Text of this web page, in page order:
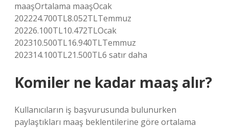
maaşOrtalama maaşOcak
202224.700TL8.052TLTemmuz
20226.100TL10.472TLOcak
202310.500TL16.940TLTemmuz
202314.100TL21.500TL6 satır daha
Komiler ne kadar maaş alır?
Kullanıcıların iş başvurusunda bulunurken
paylaştıkları maaş beklentilerine göre ortalama